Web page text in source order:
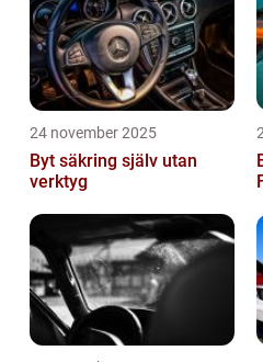
24 november 2025
Byt säkring själv utan
verktyg